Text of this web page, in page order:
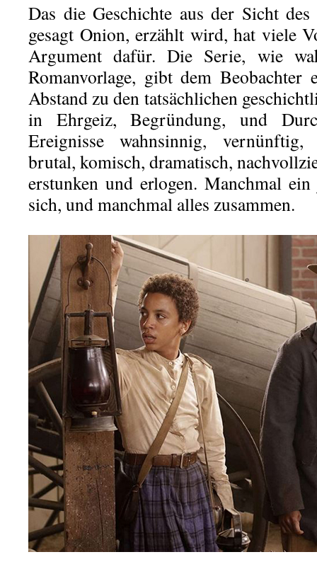
Das die Geschichte aus der Sicht
gesagt Onion, erzählt wird, hat viele
Argument dafür. Die Serie, wie
Romanvorlage, gibt dem Beobachter
Abstand zu den tatsächlichen
in Ehrgeiz, Begründung, und
Ereignisse wahnsinnig, vernünftig,
brutal, komisch, dramatisch,
erstunken und erlogen. Manchmal
sich, und manchmal alles zusammen.